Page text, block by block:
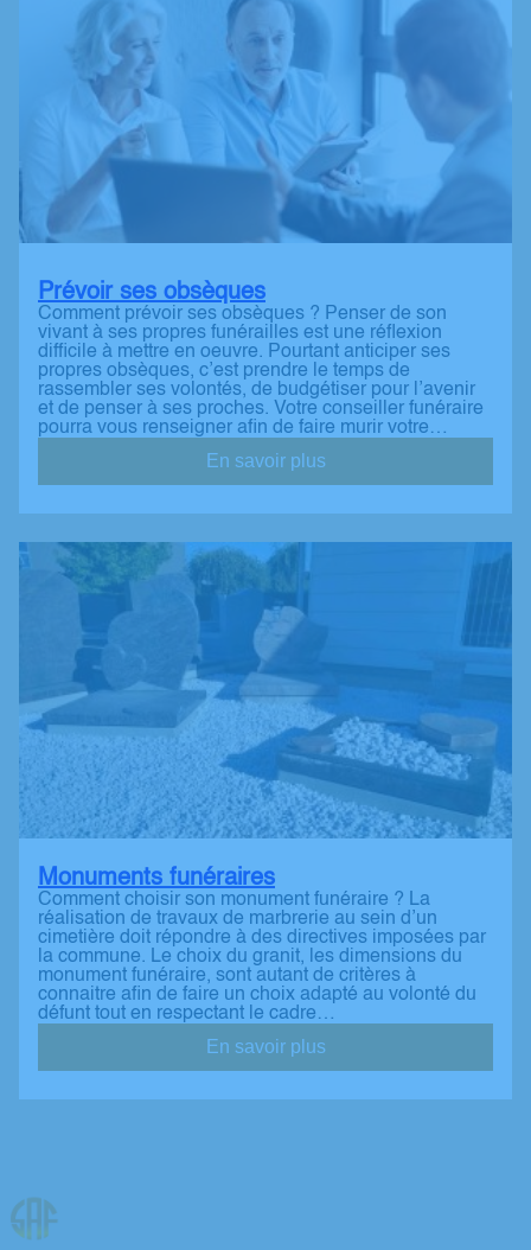
Prévoir ses obsèques
Comment prévoir ses obsèques ? Penser de son
vivant à ses propres funérailles est une réflexion
difficile à mettre en oeuvre. Pourtant anticiper ses
propres obsèques, c’est prendre le temps de
rassembler ses volontés, de budgétiser pour l’avenir
et de penser à ses proches. Votre conseiller funéraire
pourra vous renseigner afin de faire murir votre…
En savoir plus
Monuments funéraires
Comment choisir son monument funéraire ? La
réalisation de travaux de marbrerie au sein d’un
cimetière doit répondre à des directives imposées par
la commune. Le choix du granit, les dimensions du
monument funéraire, sont autant de critères à
connaitre afin de faire un choix adapté au volonté du
défunt tout en respectant le cadre…
En savoir plus